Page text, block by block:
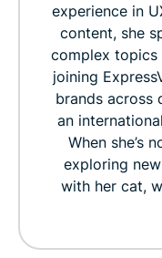
experience in
content, she
complex topics
joining
brands across
an
When she’s
exploring
with her cat,